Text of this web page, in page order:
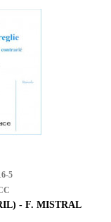
5
- F. MISTRAL